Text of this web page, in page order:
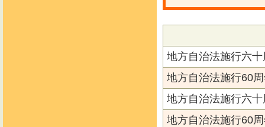
地方自治法施行六
地方自治法施行60
地方自治法施行六
地方自治法施行60